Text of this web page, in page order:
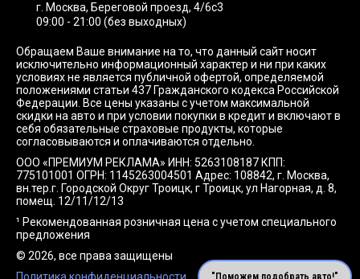
г. Москва, Береговой проезд, 4/6с3
09:00 - 21:00 (без выходных)
Обращаем Ваше внимание на то, что данный сайт носит
исключительно информационный характер и ни при каких
условиях не является публичной офертой, определяемой
положениями статьи 437 Гражданского кодекса Российской
Федерации. Все цены указаны с учетом максимальной
скидки на авто и при условии покупки в кредит и включают в
себя обязательные страховые продукты, которые
согласовываются и оплачиваются отдельно.
ООО «ПРЕМИУМ РЕКЛАМА» ИНН: 5263108187 КПП:
775101001 ОГРН: 1145263004501 Адрес: 108842, г. Москва,
вн.тер.г. Городской Округ Троицк, г Троицк, ул Нагорная, д. 8,
помещ. 12/11/12/13
¹ Рекомендованная розничная цена с учетом специального
предложения
© 2026, все права защищены
"Поможем подобрать авто!"